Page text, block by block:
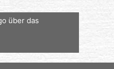
über das